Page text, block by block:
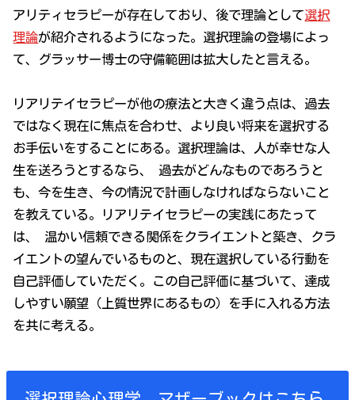
アリティセラピーが存在しており、後で理論として選択
理論が紹介されるようになった。選択理論の登場によっ
て、グラッサー博士の守備範囲は拡大したと言える。
リアリテイセラピーが他の療法と大きく違う点は、過去
ではなく現在に焦点を合わせ、より良い将来を選択する
お手伝いをすることにある。選択理論は、人が幸せな人
生を送ろうとするなら、 過去がどんなものであろうと
も、今を生き、今の情況で計画しなければならないこと
を教えている。リアリテイセラピーの実践にあたって
は、 温かい信頼できる関係をクライエントと築き、クラ
イエントの望んでいるものと、現在選択している行動を
自己評価していただく。この自己評価に基づいて、達成
しやすい願望（上質世界にあるもの）を手に入れる方法
を共に考える。